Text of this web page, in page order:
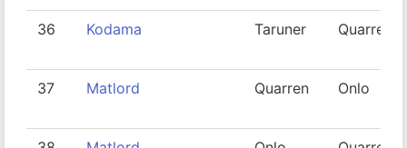
36 Kodama Taruner Quarren
37 Matlord Quarren Onlo